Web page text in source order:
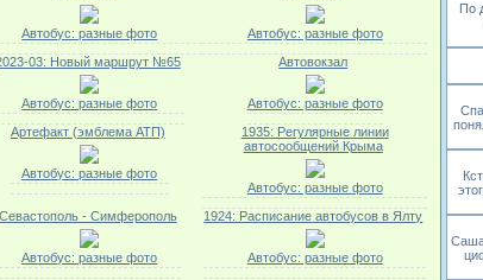
Автобус: разные фото
Автобус: разные фото
03: Новый маршрут №65
Автобус: разные фото
Автовокзал
Автобус: разные фото
Артефакт (эмблема АТП)
Автобус: разные фото
1935: Регулярные линии
автосообщений Крыма
Автобус: разные фото
Севастополь - Симферополь
Автобус: разные фото
1924: Расписание автобусов в Ялту
Автобус: разные фото
По